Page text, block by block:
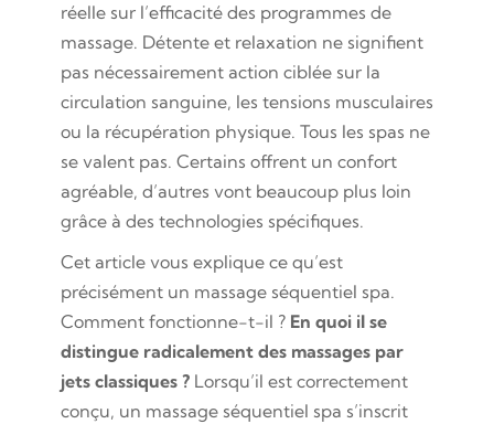
réelle sur l’efficacité des programmes de
massage. Détente et relaxation ne signifient
pas nécessairement action ciblée sur la
circulation sanguine, les tensions musculaires
ou la récupération physique. Tous les spas ne
se valent pas. Certains offrent un confort
agréable, d’autres vont beaucoup plus loin
grâce à des technologies spécifiques.
Cet article vous explique ce qu’est
précisément un massage séquentiel spa.
Comment fonctionne-t-il ?En quoi il se
distingue radicalement des massages par
jets classiques ?Lorsqu’il est correctement
conçu, un massage séquentiel spa s’inscrit